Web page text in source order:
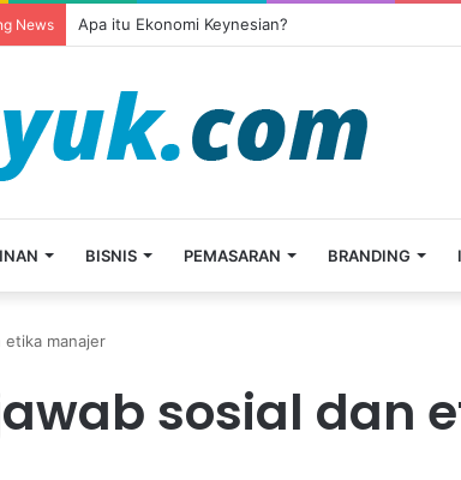
News Apa itu Ekonomi Keynesian?
BISNIS PEMASARAN BRANDING
manajer
sosial dan